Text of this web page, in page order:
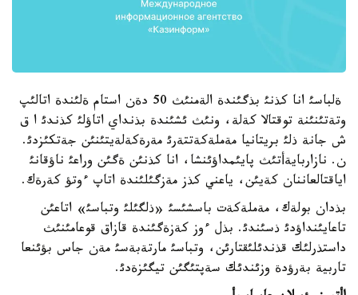
ةلباسئ انا كذنئ بذگئندة الةمنئث 50 دةن استام ةلئندة اتالئپ
وتةتئنئنة توقتالا كةلة، ونئث ئشئندة بذنداي اتاؤلئ كذندئ ا ق
ش جانة ذلئ بريتانيا مةملةكةتتةرئ مةرةكةلةيتئنئن جةتكئزدئ.
ن. نازاربايةأتئث پايئمداؤئنشا، انا كذنئن ةگئن وراعئ ناؤقانئ
اياقتالعاننان كةيئن، ياعني كذز مةزگئلئندة اتاپ ءوتؤ كةرةك.
بذدان بولةك، مةملةكةت باسشئسئ «ذلگئلئ وتباسئ» اتاعئن
تاعايئنداؤدئ ذسئندئ. بذل ءوز كةزةگئندة قازاق قوعامئنئث
داستذرلئك قذندئلئقتارئن، وتباسئ مارتةبةسئ مةن جاس بؤئنعا
تاربية بةرؤدة وزئندئك سةپتئگئن تيگئزةدئ.